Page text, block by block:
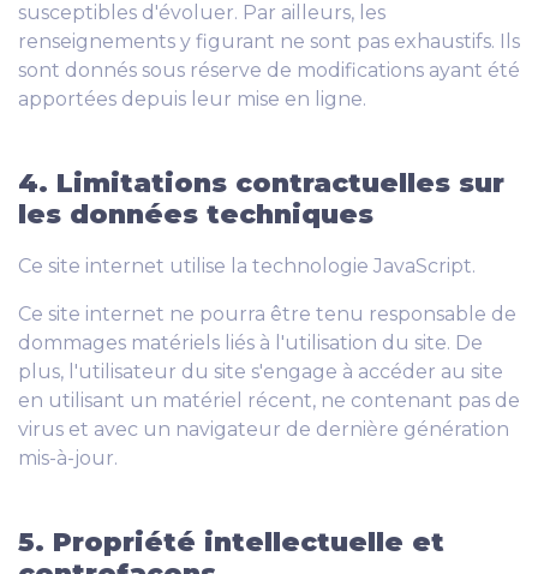
susceptibles d'évoluer. Par ailleurs, les
renseignements y figurant ne sont pas exhaustifs. Ils
sont donnés sous réserve de modifications ayant été
apportées depuis leur mise en ligne.
4. Limitations contractuelles sur
les données techniques
Ce site internet utilise la technologie JavaScript.
Ce site internet ne pourra être tenu responsable de
dommages matériels liés à l'utilisation du site. De
plus, l'utilisateur du site s'engage à accéder au site
en utilisant un matériel récent, ne contenant pas de
virus et avec un navigateur de dernière génération
mis-à-jour.
5. Propriété intellectuelle et